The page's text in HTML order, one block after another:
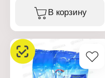
добавки, лимонен,
линалоол.
Производитель: Procter
& Gamble
Бренд: Миф
Тип товара: Стиральный
В корзину